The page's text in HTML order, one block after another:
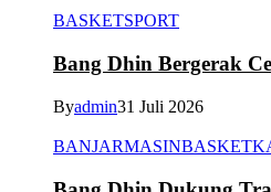
BASKETSPORT
Bang Dhin Bergerak
Byadmin31 Juli 2026
BANJARMASINBASKET